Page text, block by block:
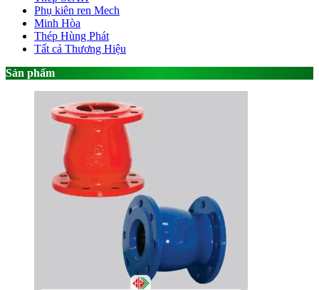
Phụ kiên ren Mech
Minh Hòa
Thép Hùng Phát
Tất cả Thương Hiệu
Sản phẩm